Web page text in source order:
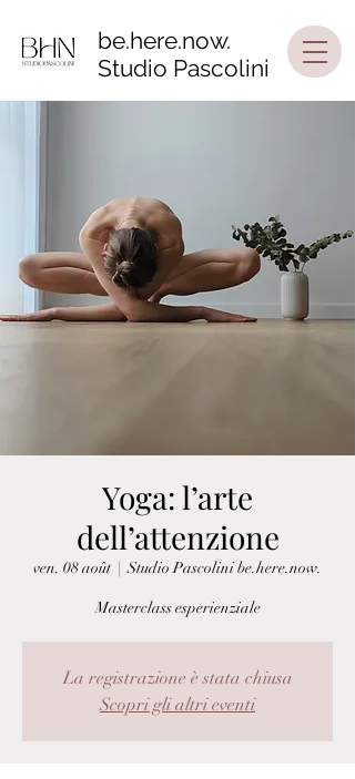
be.here.now.
Studio Pascolini
Yoga: l’arte
dell’attenzione
ven. 08 août
  |
Studio Pascolini be.here.now.
Masterclass esperienziale
La registrazione è stata chiusa
Scopri gli altri eventi